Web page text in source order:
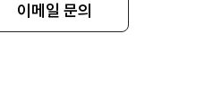
이메일 문의